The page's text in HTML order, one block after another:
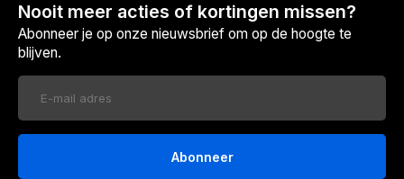
Nooit meer acties of kortingen missen?
Abonneer je op onze nieuwsbrief om op de hoogte te
blijven.
Abonneer